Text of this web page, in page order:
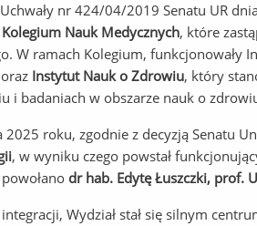
nr 424/04/2019 Senatu UR
Kolegium Nauk Medycznych, które
W ramach Kolegium, funkcjonowały
oraz Instytut Nauk o Zdrowiu, który
i badaniach w obszarze nauk o
2025 roku, zgodnie z decyzją Senatu
, w wyniku czego powstał
dr hab. Edytę Łuszczki, prof.
Wydział stał się silnym